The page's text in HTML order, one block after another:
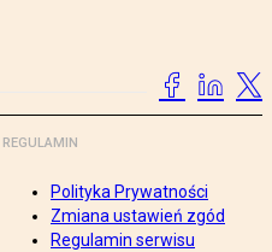
REGULAMIN
Polityka Prywatności
Zmiana ustawień zgód
Regulamin serwisu